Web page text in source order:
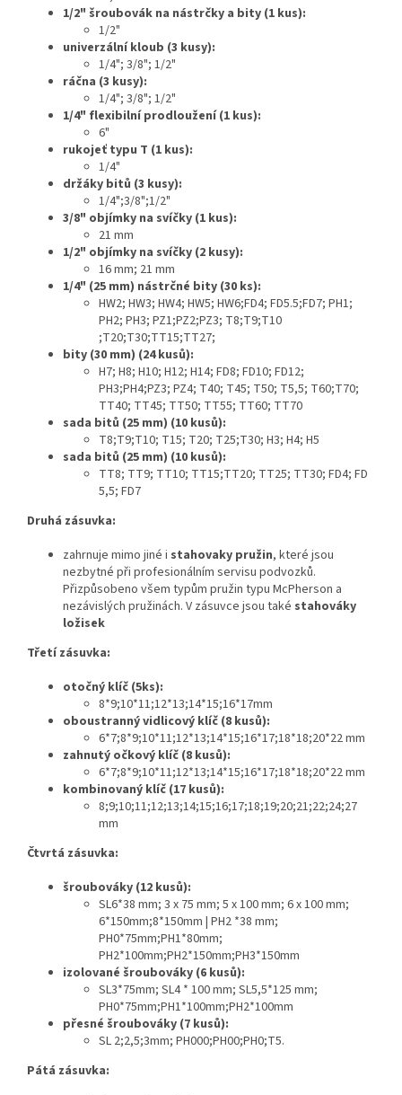
1/2" šroubovák na nástrčky a bity (1 kus):
1/2"
univerzální kloub (3 kusy):
1/4"; 3/8"; 1/2"
ráčna (3 kusy):
1/4"; 3/8"; 1/2"
1/4" flexibilní prodloužení (1 kus):
6"
rukojeť typu T (1 kus):
1/4"
držáky bitů (3 kusy):
1/4";3/8";1/2"
3/8" objímky na svíčky (1 kus):
21 mm
1/2" objímky na svíčky (2 kusy):
16 mm; 21 mm
1/4" (25 mm) nástrčné bity (30 ks):
HW2; HW3; HW4; HW5; HW6;FD4; FD5.5;FD7; PH1;
PH2; PH3; PZ1;PZ2;PZ3; T8;T9;T10
;T20;T30;TT15;TT27;
bity (30 mm) (24 kusů):
H7; H8; H10; H12; H14; FD8; FD10; FD12;
PH3;PH4;PZ3; PZ4; T40; T45; T50; T5,5; T60;T70;
TT40; TT45; TT50; TT55; TT60; TT70
sada bitů (25 mm) (10 kusů):
T8;T9;T10; T15; T20; T25;T30; H3; H4; H5
sada bitů (25 mm) (10 kusů):
TT8; TT9; TT10; TT15;TT20; TT25; TT30; FD4; FD
5,5; FD7
Druhá zásuvka:
zahrnuje mimo jiné i stahovaky pružin, které jsou
nezbytné při profesionálním servisu podvozků.
Přizpůsobeno všem typům pružin typu McPherson a
nezávislých pružinách. V zásuvce jsou také stahováky
ložisek
Třetí zásuvka:
otočný klíč (5ks):
8*9;10*11;12*13;14*15;16*17mm
oboustranný vidlicový klíč (8 kusů):
6*7;8*9;10*11;12*13;14*15;16*17;18*18;20*22 mm
zahnutý očkový klíč (8 kusů):
6*7;8*9;10*11;12*13;14*15;16*17;18*18;20*22 mm
kombinovaný klíč (17 kusů):
8;9;10;11;12;13;14;15;16;17;18;19;20;21;22;24;27
mm
Čtvrtá zásuvka:
šroubováky (12 kusů):
SL6*38 mm; 3 x 75 mm; 5 x 100 mm; 6 x 100 mm;
6*150mm;8*150mm | PH2 *38 mm;
PH0*75mm;PH1*80mm;
PH2*100mm;PH2*150mm;PH3*150mm
izolované šroubováky (6 kusů):
SL3*75mm; SL4 * 100 mm; SL5,5*125 mm;
PH0*75mm;PH1*100mm;PH2*100mm
přesné šroubováky (7 kusů):
SL 2;2,5;3mm; PH000;PH00;PH0;T5.
Pátá zásuvka: